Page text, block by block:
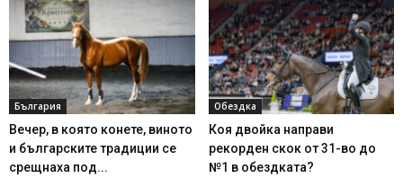
България
Вечер, в която конете, виното
и българските традиции се
срещнаха под...
Обездка
Коя двойка направи
рекорден скок от 31-во до
№1 в обездката?